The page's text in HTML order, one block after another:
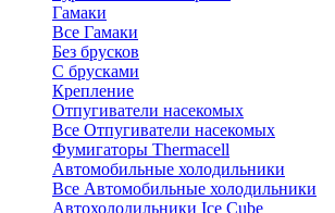
Гамаки
Все Гамаки
Без брусков
С брусками
Крепление
Отпугиватели насекомых
Все Отпугиватели насекомых
Фумигаторы Thermacell
Автомобильные холодильники
Все Автомобильные холодильники
Автохолодильники Ice Cube